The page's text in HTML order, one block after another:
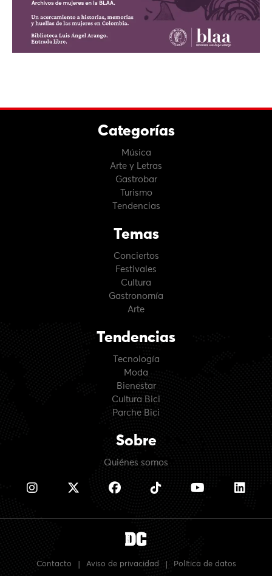
Categorías
Música
Arte y Letras
Gastrobar
Turismo
Tendencias
Temas
Conciertos
Festivales
Cultura
Gastronomía
Arte
Tendencias
Tecnología
Moda
Bienestar
Cultura Bici
Parche Bici
Sobre
Quiénes somos
Contacto Aviso de privacidad Política de datos